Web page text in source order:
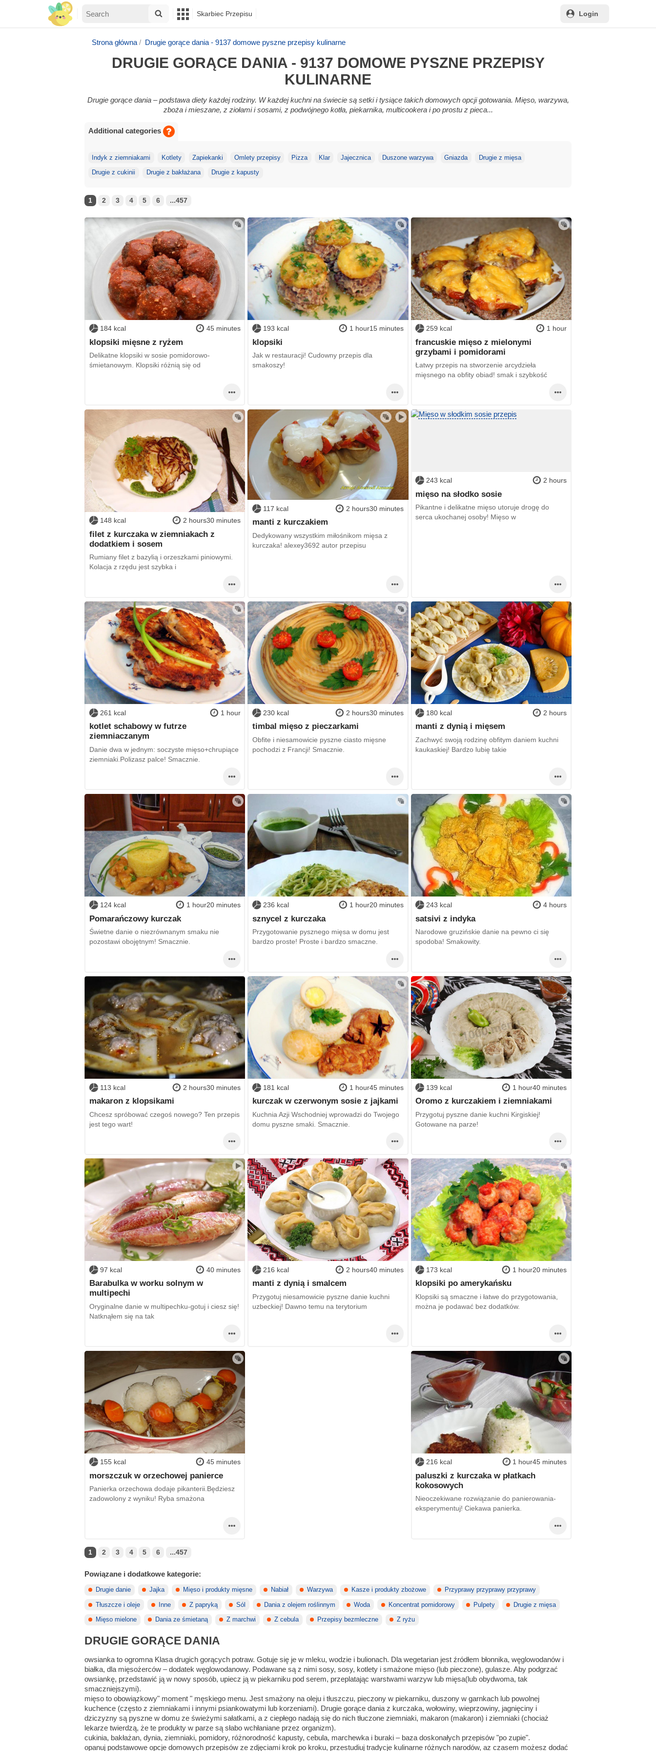
Skarbiec Przepisu Login
Strona główna Drugie gorące dania - 9137 domowe pyszne przepisy kulinarne
DRUGIE GORĄCE DANIA - 9137 DOMOWE PYSZNE PRZEPISY
KULINARNE
Drugie gorące dania – podstawa diety każdej rodziny. W każdej kuchni na świecie są setki i tysiące takich domowych opcji gotowania. Mięso, warzywa,
zboża i mieszane, z ziołami i sosami, z podwójnego kotła, piekarnika, multicookera i po prostu z pieca...
Additional categories
Indyk z ziemniakami Kotlety Zapiekanki Omlety przepisy Pizza Klar Jajecznica Duszone warzywa Gniazda Drugie z mięsa
Drugie z cukinii Drugie z bakłażana Drugie z kapusty
1 2 3 4 5 6 ...457
184 kcal 45 minutes
klopsiki mięsne z ryżem
Delikatne klopsiki w sosie pomidorowo-
śmietanowym. Klopsiki różnią się od
193 kcal 1 hour15 minutes
klopsiki
Jak w restauracji! Cudowny przepis dla
smakoszy!
259 kcal 1 hour
francuskie mięso z mielonymi
grzybami i pomidorami
Łatwy przepis na stworzenie arcydzieła
mięsnego na obfity obiad! smak i szybkość
148 kcal 2 hours30 minutes
filet z kurczaka w ziemniakach z
dodatkiem i sosem
Rumiany filet z bazylią i orzeszkami piniowymi.
Kolacja z rzędu jest szybka i
117 kcal 2 hours30 minutes
manti z kurczakiem
Dedykowany wszystkim miłośnikom mięsa z
kurczaka! alexey3692 autor przepisu
243 kcal 2 hours
mięso na słodko sosie
Pikantne i delikatne mięso utoruje drogę do
serca ukochanej osoby! Mięso w
261 kcal 1 hour
kotlet schabowy w futrze
ziemniaczanym
Danie dwa w jednym: soczyste mięso+chrupiące
ziemniaki.Polizasz palce! Smacznie.
230 kcal 2 hours30 minutes
timbal mięso z pieczarkami
Obfite i niesamowicie pyszne ciasto mięsne
pochodzi z Francji! Smacznie.
180 kcal 2 hours
manti z dynią i mięsem
Zachwyć swoją rodzinę obfitym daniem kuchni
kaukaskiej! Bardzo lubię takie
124 kcal 1 hour20 minutes
Pomarańczowy kurczak
Świetne danie o niezrównanym smaku nie
pozostawi obojętnym! Smacznie.
236 kcal 1 hour20 minutes
sznycel z kurczaka
Przygotowanie pysznego mięsa w domu jest
bardzo proste! Proste i bardzo smaczne.
243 kcal 4 hours
satsivi z indyka
Narodowe gruzińskie danie na pewno ci się
spodoba! Smakowity.
113 kcal 2 hours30 minutes
makaron z klopsikami
Chcesz spróbować czegoś nowego? Ten przepis
jest tego wart!
181 kcal 1 hour45 minutes
kurczak w czerwonym sosie z jajkami
Kuchnia Azji Wschodniej wprowadzi do Twojego
domu pyszne smaki. Smacznie.
139 kcal 1 hour40 minutes
Oromo z kurczakiem i ziemniakami
Przygotuj pyszne danie kuchni Kirgiskiej!
Gotowane na parze!
97 kcal 40 minutes
Barabulka w worku solnym w
multipechi
Oryginalne danie w multipechku-gotuj i ciesz się!
Natknąłem się na tak
216 kcal 2 hours40 minutes
manti z dynią i smalcem
Przygotuj niesamowicie pyszne danie kuchni
uzbeckiej! Dawno temu na terytorium
173 kcal 1 hour20 minutes
klopsiki po amerykańsku
Klopsiki są smaczne i łatwe do przygotowania,
można je podawać bez dodatków.
155 kcal 45 minutes
morszczuk w orzechowej panierce
Panierka orzechowa dodaje pikanterii.Będziesz
zadowolony z wyniku! Ryba smażona
216 kcal 1 hour45 minutes
paluszki z kurczaka w płatkach
kokosowych
Nieoczekiwane rozwiązanie do panierowania-
eksperymentuj! Ciekawa panierka.
1 2 3 4 5 6 ...457
Powiązane i dodatkowe kategorie:
Drugie danie Jajka Mięso i produkty mięsne Nabiał Warzywa Kasze i produkty zbożowe Przyprawy przyprawy przyprawy
Tłuszcze i oleje Inne Z papryką Sól Dania z olejem roślinnym Woda Koncentrat pomidorowy Pulpety Drugie z mięsa
Mięso mielone Dania ze śmietaną Z marchwi Z cebula Przepisy bezmleczne Z ryżu
DRUGIE GORĄCE DANIA
owsianka to ogromna Klasa drugich gorących potraw. Gotuje się je w mleku, wodzie i bulionach. Dla wegetarian jest źródłem błonnika, węglowodanów i
białka, dla mięsożerców – dodatek węglowodanowy. Podawane są z nimi sosy, sosy, kotlety i smażone mięso (lub pieczone), gulasze. Aby podgrzać
owsiankę, przedstawić ją w nowy sposób, upiecz ją w piekarniku pod serem, przeplatając warstwami warzyw lub mięsa(lub obydwoma, tak
smaczniejszymi).
mięso to obowiązkowy" moment " męskiego menu. Jest smażony na oleju i tłuszczu, pieczony w piekarniku, duszony w garnkach lub powolnej
kuchence (często z ziemniakami i innymi psiankowatymi lub korzeniami). Drugie gorące dania z kurczaka, wołowiny, wieprzowiny, jagnięciny i
dziczyzny są pyszne w domu ze świeżymi sałatkami, a z ciepłego nadają się do nich tłuczone ziemniaki, makaron (makaron) i ziemniaki (chociaż
lekarze twierdzą, że te produkty w parze są słabo wchłaniane przez organizm).
cukinia, bakłażan, dynia, ziemniaki, pomidory, różnorodność kapusty, cebula, marchewka i buraki – baza doskonałych przepisów "po zupie".
opanuj podstawowe opcje domowych przepisów ze zdjęciami krok po kroku, przestudiuj tradycje kulinarne różnych narodów, az czasem możesz dodać